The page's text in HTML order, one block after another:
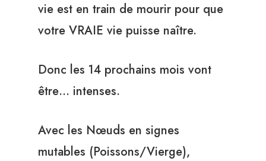
vie est en train de mourir pour que
votre VRAIE vie puisse naître.
Donc les 14 prochains mois vont
être… intenses.
Avec les Nœuds en signes
mutables (Poissons/Vierge),